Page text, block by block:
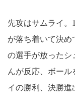
先攻はサムライ。
が落ち着いて決め
の選手が放ったシ
んが反応、ボー
イの勝利、決勝進